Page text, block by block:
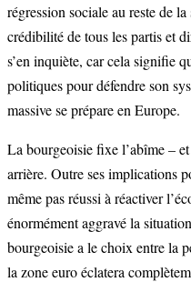
régression sociale au reste de
crédibilité de tous les partis et
s’en inquiète, car cela signifie
politiques pour défendre son
massive se prépare en Europe.
La bourgeoisie fixe l’abîme –
arrière. Outre ses implications
même pas réussi à réactiver
énormément aggravé la
bourgeoisie a le choix entre la
la zone euro éclatera